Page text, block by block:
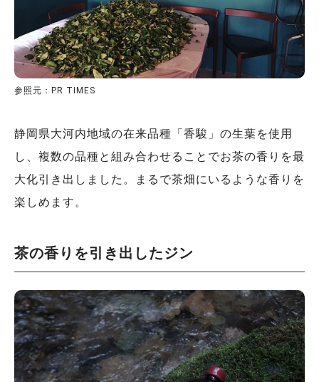
参照元：PR TIMES
静岡県大河内地域の在来品種「香駿」の生葉を使用
し、複数の品種と組み合わせることでお茶の香りを最
大化引き出しました。まるで茶畑にいるような香りを
楽しめます。
茶の香りを引き出したジン